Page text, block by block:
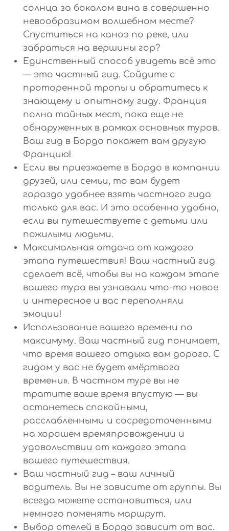
солнца за бокалом вина в совершенно
невообразимом волшебном месте?
Спуститься на каноэ по реке, или
забраться на вершины гор?
Единственный способ увидеть всё это
— это частный гид. Сойдите с
проторенной тропы и обратитесь к
знающему и опытному гиду. Франция
полна тайных мест, пока еще не
обнаруженных в рамках основных туров.
Ваш гид в Бордо покажет вам другую
Францию!
Если вы приезжаете в Бордо в компании
друзей, или семьи, то вам будет
гораздо удобнее взять частного гида
только для вас. И это особенно удобно,
если вы путешествуете с детьми или
пожилыми людьми.
Максимальная отдача от каждого
этапа путешествия! Ваш частный гид
сделает всё, чтобы вы на каждом этапе
вашего тура вы узнавали что-то новое
и интересное и вас переполняли
эмоции!
Использование вашего времени по
максимуму. Ваш частный гид понимает,
что время вашего отдыха вам дорого. С
гидом у вас не будет «мёртвого
времени». В частном туре вы не
тратите ваше время впустую — вы
останетесь спокойными,
расслабленными и сосредоточенными
на хорошем времяпровождении и
удовольствии от каждого этапа
вашего путешествия.
Ваш частный гид – ваш личный
водитель. Вы не зависите от группы. Вы
всегда можете остановиться, или
немного поменять маршрут.
Выбор отелей в Бордо зависит от вас.